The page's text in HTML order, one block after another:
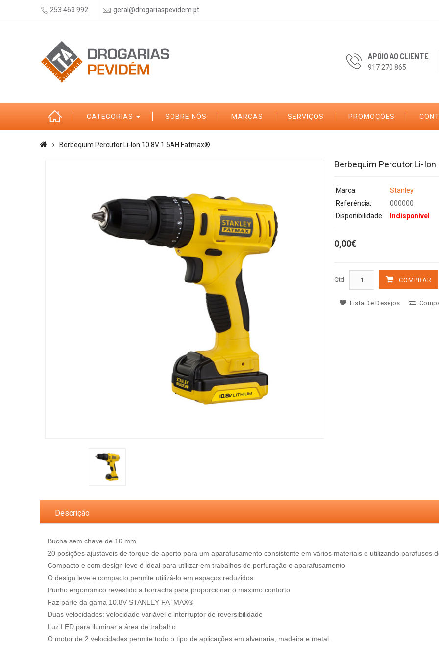
253 463 992 geral@drogariaspevidem.pt
APOIO AO CLIENTE
917 270 865
CATEGORIAS SOBRE NÓS MARCAS SERVIÇOS PROMOÇÕES
Berbequim Percutor Li-Ion 10.8V 1.5AH Fatmax®
Berbequim Percutor Li-
Marca:
Stanley
Referência:
000000
Disponibilidade:
Indisponível
0,00€
Qtd COMPRAR
Lista De Desejos
Descrição
Bucha sem chave de 10 mm
20 posições ajustáveis de torque de aperto para um aparafusamento consistente em vários materiais e utilizando parafusos
Compacto e com design leve é ideal para utilizar em trabalhos de perfuração e aparafusamento
O design leve e compacto permite utilizá-lo em espaços reduzidos
Punho ergonómico revestido a borracha para proporcionar o máximo conforto
Faz parte da gama 10.8V STANLEY FATMAX®
Duas velocidades: velocidade variável e interruptor de reversibilidade
Luz LED para iluminar a área de trabalho
O motor de 2 velocidades permite todo o tipo de aplicações em alvenaria, madeira e metal.